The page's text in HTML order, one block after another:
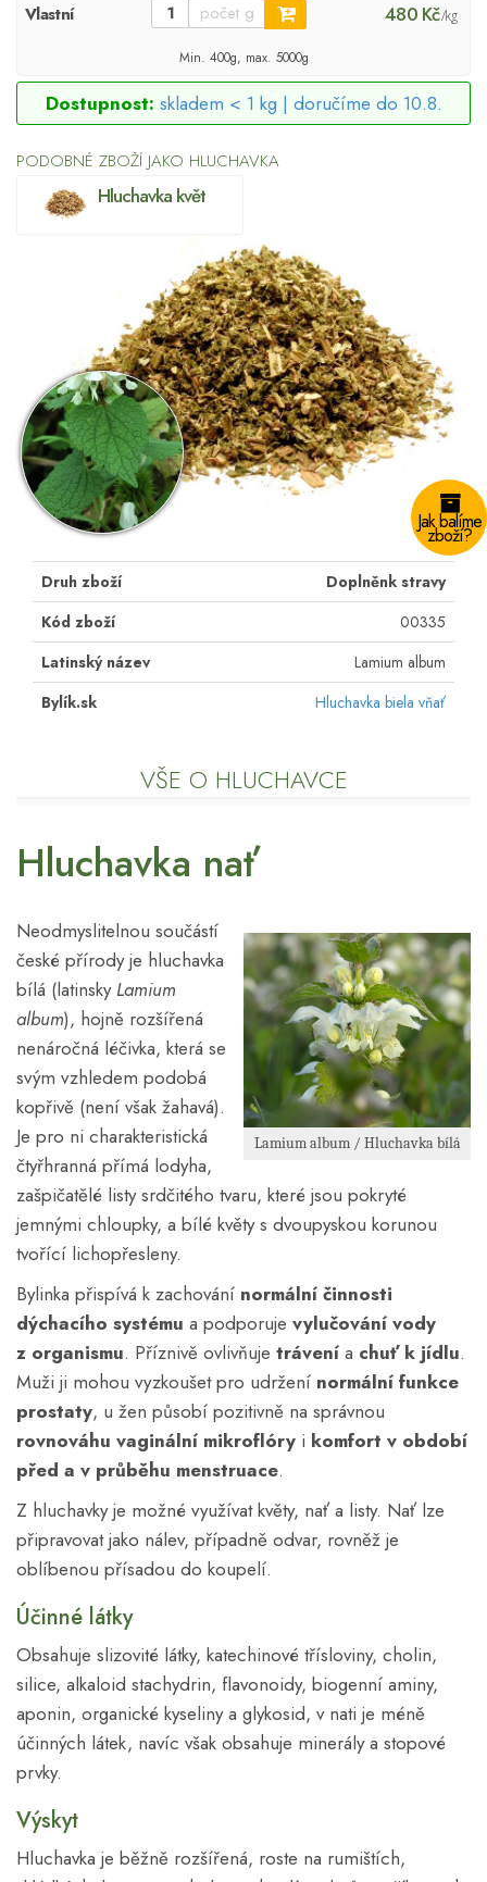
Vlastní 480 Kč/kg
Min. 400g, max. 5000g
Dostupnost: skladem < 1 kg | doručíme do 10.8.
PODOBNÉ ZBOŽÍ JAKO HLUCHAVKA
Hluchavka květ
Jak balíme
zboží?
Druh zboží
Doplněnk stravy
Kód zboží
00335
Latinský název
Lamium album
Bylík.sk
Hluchavka biela vňať
VŠE O HLUCHAVCE
Hluchavka nať
Lamium album / Hluchavka bílá
Neodmyslitelnou součástí
české přírody je hluchavka
bílá (latinsky Lamium
album), hojně rozšířená
nenáročná léčivka, která se
svým vzhledem podobá
kopřivě (není však žahavá).
Je pro ni charakteristická
čtyřhranná přímá lodyha,
zašpičatělé listy srdčitého tvaru, které jsou pokryté
jemnými chloupky, a bílé květy s dvoupyskou korunou
tvořící lichopřesleny.
Bylinka přispívá k zachování normální činnosti
dýchacího systému a podporuje vylučování vody
z organismu. Příznivě ovlivňuje trávení a chuť k jídlu.
Muži ji mohou vyzkoušet pro udržení normální funkce
prostaty, u žen působí pozitivně na správnou
rovnováhu vaginální mikroflóry i komfort v období
před a v průběhu menstruace.
Z hluchavky je možné využívat květy, nať a listy. Nať lze
připravovat jako nálev, případně odvar, rovněž je
oblíbenou přísadou do koupelí.
Účinné látky
Obsahuje slizovité látky, katechinové třísloviny, cholin,
silice, alkaloid stachydrin, flavonoidy, biogenní aminy,
aponin, organické kyseliny a glykosid, v nati je méně
účinných látek, navíc však obsahuje minerály a stopové
prvky.
Výskyt
Hluchavka je běžně rozšířená, roste na rumištích,